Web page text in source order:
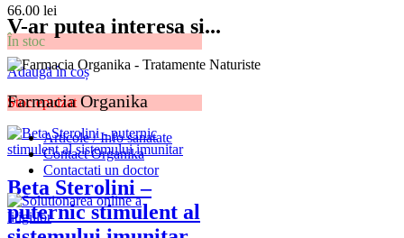
66.00 lei
În stoc
Adaugă în coș
Stoc epuizat
Beta Sterolini –
puternic stimulent al
V-ar putea interesa si...
Farmacia Organika
Articole / Info sanatate
Contact Organika
Contactati un doctor